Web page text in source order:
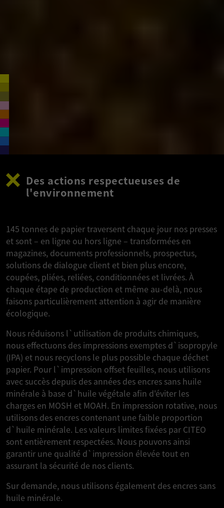
Des actions respectueuses de
l'environnement
145 tonnes de papier traversent chaque jour nos presses
et sont – en ligne ou hors ligne – transformées en
magazines, documents professionnels, prospectus,
solutions de dialogue client et bien plus encore,
coupées, pliées, reliées, conditionnées et livrées. À
chaque étape de production et même au-delà, nous
faisons particulièrement attention à agir de manière
écologique.
Nous réduisons l`utilisation de produits chimiques,
nous effectuons des impressions exemptes d`isopropyle
(IPA) et nous recyclons le plus possible chaque déchet
papier. Pour l`impression offset feuilles, nous utilisons
avec succès depuis des années des encres sans huile
minérale à base d`huile végétale afin d'éviter les
charges en MOSH et MOAH. En impression rotative, nous
utilisons des encres contenant une faible proportion
d`huile minérale. Les valeurs limites fixées par CITEO
sont entièrement respectées. Nous pouvons ainsi
garantir une qualité d`impression élevée tout en
assurant la sécurité de nos clients.
Sur demande, nous utilisons également des encres sans
huile minérale.